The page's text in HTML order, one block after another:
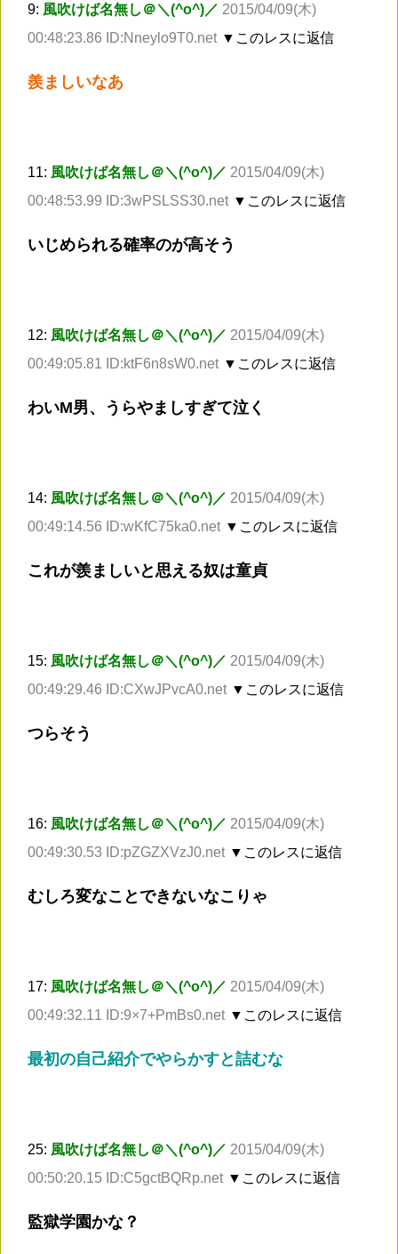
9: 風吹けば名無し＠＼(^o^)／ 2015/04/09(木)
00:48:23.86 ID:Nneylo9T0.net ▼このレスに返信
羨ましいなあ
11: 風吹けば名無し＠＼(^o^)／ 2015/04/09(木)
00:48:53.99 ID:3wPSLSS30.net ▼このレスに返信
いじめられる確率のが高そう
12: 風吹けば名無し＠＼(^o^)／ 2015/04/09(木)
00:49:05.81 ID:ktF6n8sW0.net ▼このレスに返信
わいM男、うらやましすぎて泣く
14: 風吹けば名無し＠＼(^o^)／ 2015/04/09(木)
00:49:14.56 ID:wKfC75ka0.net ▼このレスに返信
これが羨ましいと思える奴は童貞
15: 風吹けば名無し＠＼(^o^)／ 2015/04/09(木)
00:49:29.46 ID:CXwJPvcA0.net ▼このレスに返信
つらそう
16: 風吹けば名無し＠＼(^o^)／ 2015/04/09(木)
00:49:30.53 ID:pZGZXVzJ0.net ▼このレスに返信
むしろ変なことできないなこりゃ
17: 風吹けば名無し＠＼(^o^)／ 2015/04/09(木)
00:49:32.11 ID:9×7+PmBs0.net ▼このレスに返信
最初の自己紹介でやらかすと詰むな
25: 風吹けば名無し＠＼(^o^)／ 2015/04/09(木)
00:50:20.15 ID:C5gctBQRp.net ▼このレスに返信
監獄学園かな？